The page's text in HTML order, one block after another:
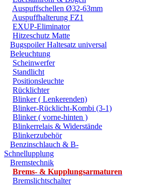
Auspuffschellen Ø32-63mm
Auspuffhalterung FZ1
EXUP-Eliminator
Hitzeschutz Matte
Bugspoiler Haltesatz universal
Beleuchtung
Scheinwerfer
Standlicht
Positionsleuchte
Rücklichter
Blinker ( Lenkerenden)
Blinker-Rücklicht-Kombi (3-1)
Blinker ( vorne-hinten )
Blinkerrelais & Widerstände
Blinkerzubehör
Benzinschlauch & B-
Schnellupplung
Bremstechnik
Brems- & Kupplungsarmaturen
Bremslichtschalter